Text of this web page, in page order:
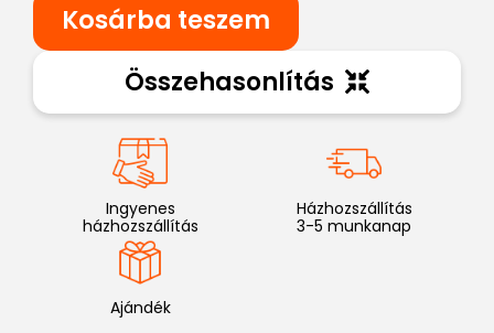
Kosárba teszem
Összehasonlítás
Ingyenes
házhozszállítás
Házhozszállítás
3-5 munkanap
Ajándék